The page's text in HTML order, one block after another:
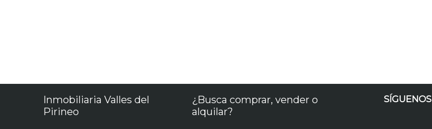
Inmobiliaria Valles del
Pirineo
¿Busca comprar, vender o
alquilar?
SÍGUENOS